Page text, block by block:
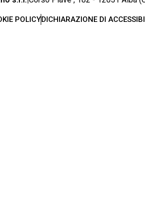
POLICYDICHIARAZIONE DI